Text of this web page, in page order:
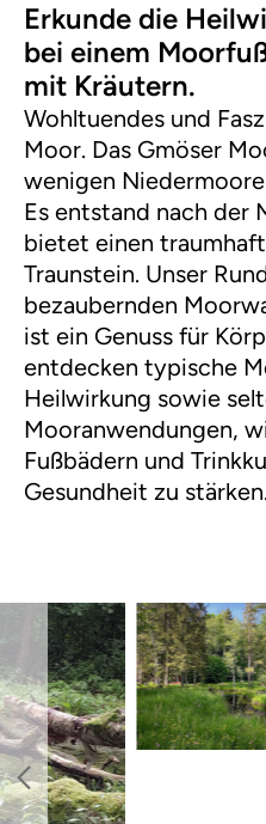
Erkunde die
bei einem
mit Kräutern.
Wohltuendes und
Moor. Das Gmöser
wenigen
Es entstand nach der
bietet einen
Traunstein. Unser
bezaubernden
ist ein Genuss für
entdecken typische
Heilwirkung sowie
Mooranwendungen,
Fußbädern und
Gesundheit zu